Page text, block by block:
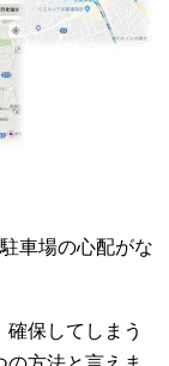
車場の心配がな
保してしまう